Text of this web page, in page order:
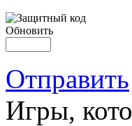
Обновить
Отправить
Игры,